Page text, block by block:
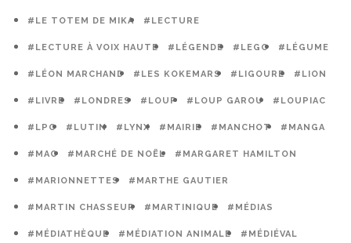
#LE TOTEM DE MIKA #LECTURE
#LECTURE À VOIX HAUTE #LÉGENDE #LEGO #LÉGUME
#LÉON MARCHAND #LES KOKEMARS #LIGOURE #LION
#LIVRE #LONDRES #LOUP #LOUP GAROU #LOUPIAC
#LPO #LUTIN #LYNX #MAIRIE #MANCHOT #MANGA
#MAO #MARCHÉ DE NOËL #MARGARET HAMILTON
#MARIONNETTES #MARTHE GAUTIER
#MARTIN CHASSEUR #MARTINIQUE #MÉDIAS
#MÉDIATHÈQUE #MÉDIATION ANIMALE #MÉDIÉVAL